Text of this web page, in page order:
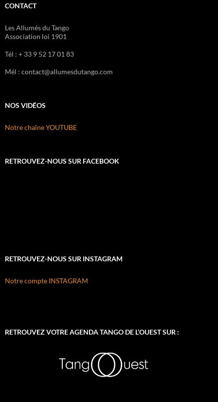
CONTACT
Les Allumés du Tango
Association loi 1901
Tél : + 33 9 52 17 01 83
Mél : contact@allumesdutango.com
NOS VIDÉOS
Notre chaîne YOUTUBE
RETROUVEZ-NOUS SUR FACEBOOK
RETROUVEZ-NOUS SUR INSTAGRAM
Notre compte INSTAGRAM
RETROUVEZ VOTRE AGENDA TANGO DE L’OUEST SUR :